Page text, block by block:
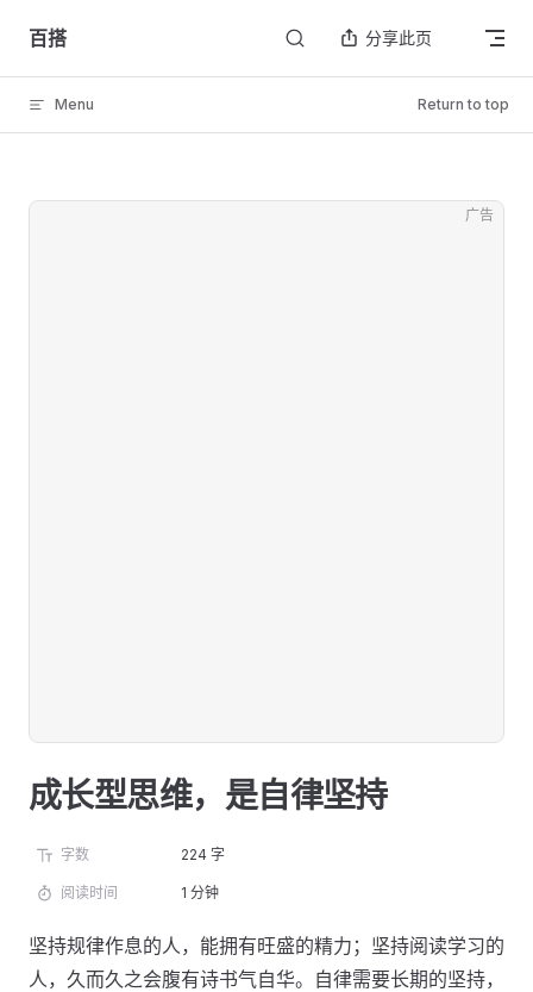
Skip to content
百搭 分享此页
Menu Return to top
广告
成长型思维，是自律坚持
字数 224 字
阅读时间 1 分钟
坚持规律作息的人，能拥有旺盛的精力；坚持阅读学习的
人，久而久之会腹有诗书气自华。自律需要长期的坚持，